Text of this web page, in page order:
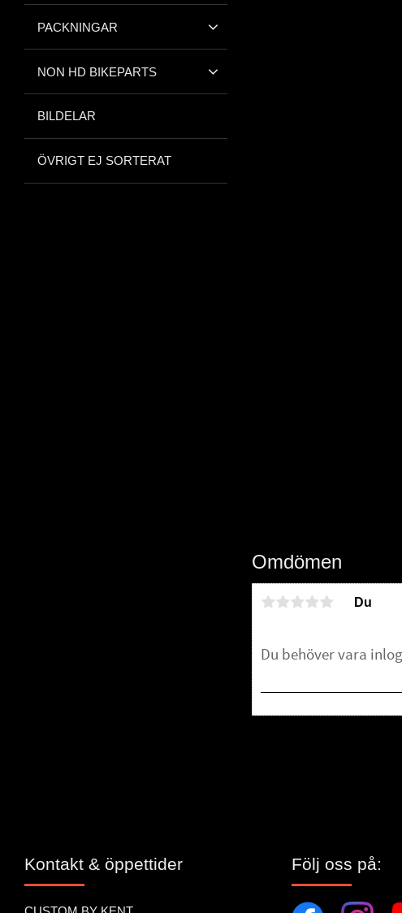
Omdömen
Du
PACKNINGAR
NON HD BIKEPARTS
BILDELAR
ÖVRIGT EJ SORTERAT
Kontakt & öppettider Följ oss på: